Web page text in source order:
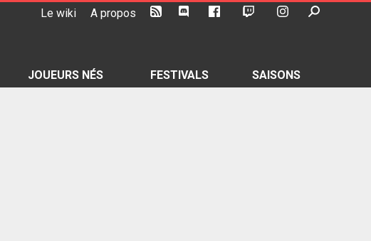
Le wiki A propos
JOUEURS NÉS FESTIVALS SAISONS